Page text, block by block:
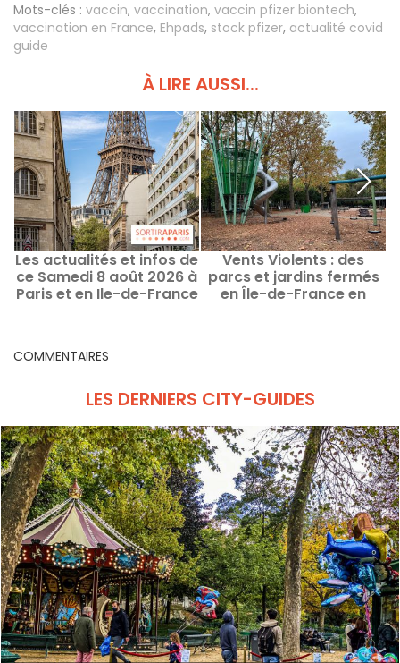
Mots-clés : vaccin, vaccination, vaccin pfizer biontech,
vaccination en France, Ehpads, stock pfizer, actualité covid
guide
À LIRE AUSSI...
Les actualités et infos de
ce Samedi 8 août 2026 à
Paris et en Ile-de-France
Vents Violents : des
parcs et jardins fermés
en Île-de-France en
COMMENTAIRES
LES DERNIERS CITY-GUIDES